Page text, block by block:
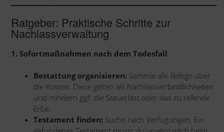
Ratgeber: Praktische Schritte zur
Nachlassverwaltung
1. Sofortmaßnahmen nach dem Todesfall
Bestattung organisieren: Sammle alle Belege über
die Kosten. Diese gelten als Nachlassverbindlichkeiten
und mindern ggf. die Steuerlast oder das zu teilende
Erbe.
Testament finden: Suche nach Verfügungen. Ein